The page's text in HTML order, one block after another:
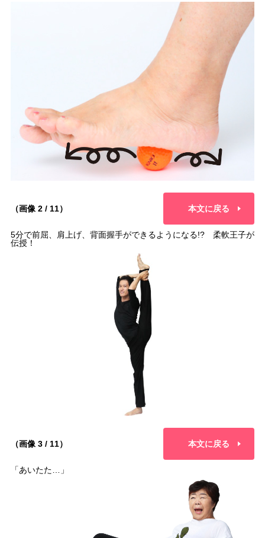
（画像 2 / 11） 本文に戻る
5分で前屈、肩上げ、背面握手ができるようになる!? 柔軟王子が
伝授！
（画像 3 / 11） 本文に戻る
「あいたた…」